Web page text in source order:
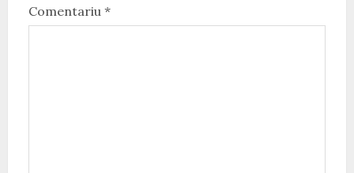
Comentariu *